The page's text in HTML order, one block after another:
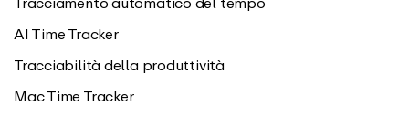
AI Time Tracker
Tracciabilità della produttività
Mac Time Tracker